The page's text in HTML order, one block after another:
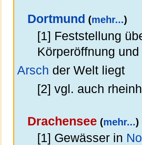
Dortmund (mehr...)
[1] Feststellung
Körperöffnung
Arsch der Welt liegt
[2] vgl. auch
Drachensee (mehr...)
[1] Gewässer in